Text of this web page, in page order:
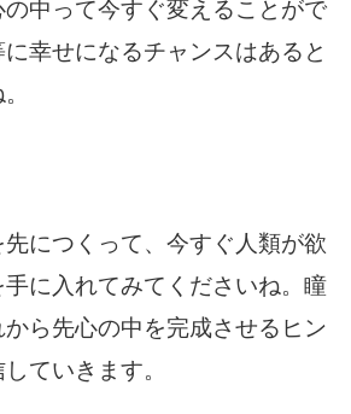
中って今すぐ変えることがで
幸せになるチャンスはあると
につくって、今すぐ人類が欲
手に入れてみてくださいね。瞳
ら先心の中を完成させるヒン
ていきます。